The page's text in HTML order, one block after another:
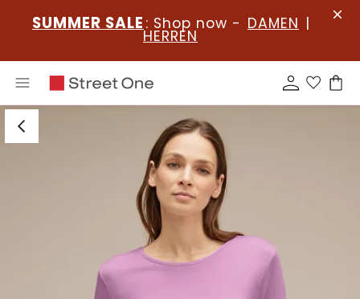
SUMMER SALE : Shop now - DAMEN |
HERREN